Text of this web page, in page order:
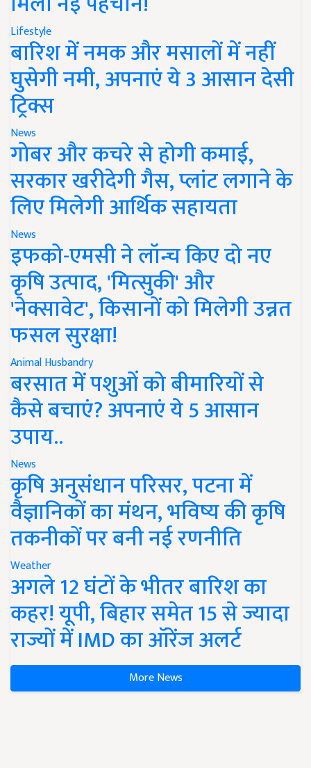
Lifestyle
बारिश में नमक और मसालों में नहीं
घुसेगी नमी, अपनाएं ये 3 आसान देसी
ट्रिक्स
News
गोबर और कचरे से होगी कमाई,
सरकार खरीदेगी गैस, प्लांट लगाने के
लिए मिलेगी आर्थिक सहायता
News
इफको-एमसी ने लॉन्च किए दो नए
कृषि उत्पाद, 'मित्सुकी' और
'नेक्सावेट', किसानों को मिलेगी उन्नत
फसल सुरक्षा!
Animal Husbandry
बरसात में पशुओं को बीमारियों से
कैसे बचाएं? अपनाएं ये 5 आसान
उपाय..
News
कृषि अनुसंधान परिसर, पटना में
वैज्ञानिकों का मंथन, भविष्य की कृषि
तकनीकों पर बनी नई रणनीति
Weather
अगले 12 घंटों के भीतर बारिश का
कहर! यूपी, बिहार समेत 15 से ज्यादा
राज्यों में IMD का ऑरेंज अलर्ट
More News